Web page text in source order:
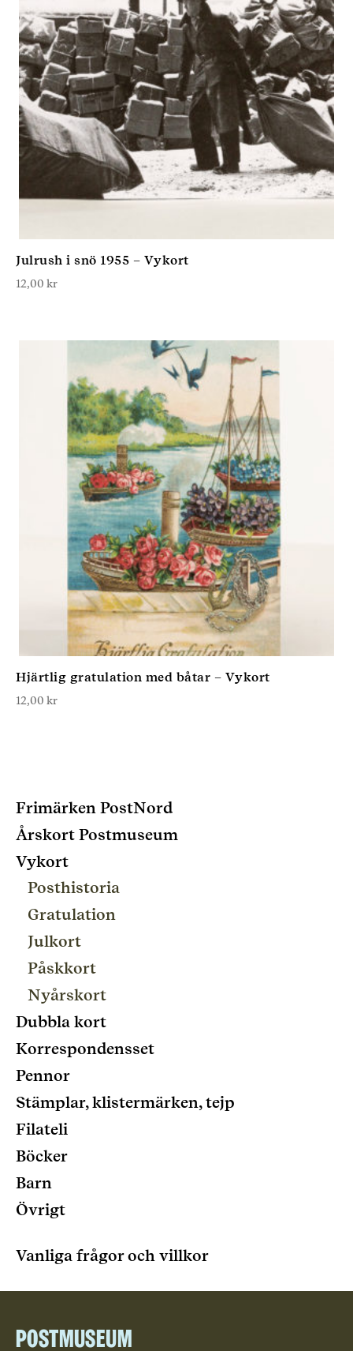
Julrush i snö 1955 – Vykort
12,00 kr
Hjärtlig gratulation med båtar – Vykort
12,00 kr
Frimärken PostNord
Årskort Postmuseum
Vykort
Posthistoria
Gratulation
Julkort
Påskkort
Nyårskort
Dubbla kort
Korrespondensset
Pennor
Stämplar, klistermärken, tejp
Filateli
Böcker
Barn
Övrigt
Vanliga frågor och villkor
Postmuseum